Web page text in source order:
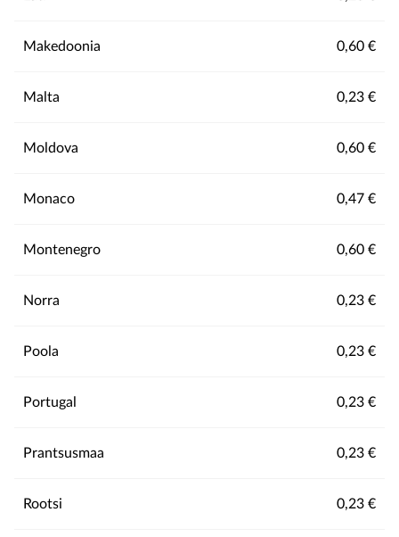
Makedoonia 0,60 €
Malta 0,23 €
Moldova 0,60 €
Monaco 0,47 €
Montenegro 0,60 €
Norra 0,23 €
Poola 0,23 €
Portugal 0,23 €
Prantsusmaa 0,23 €
Rootsi 0,23 €